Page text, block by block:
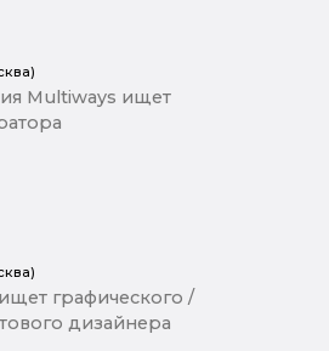
Multiways ищет
графического /
дизайнера